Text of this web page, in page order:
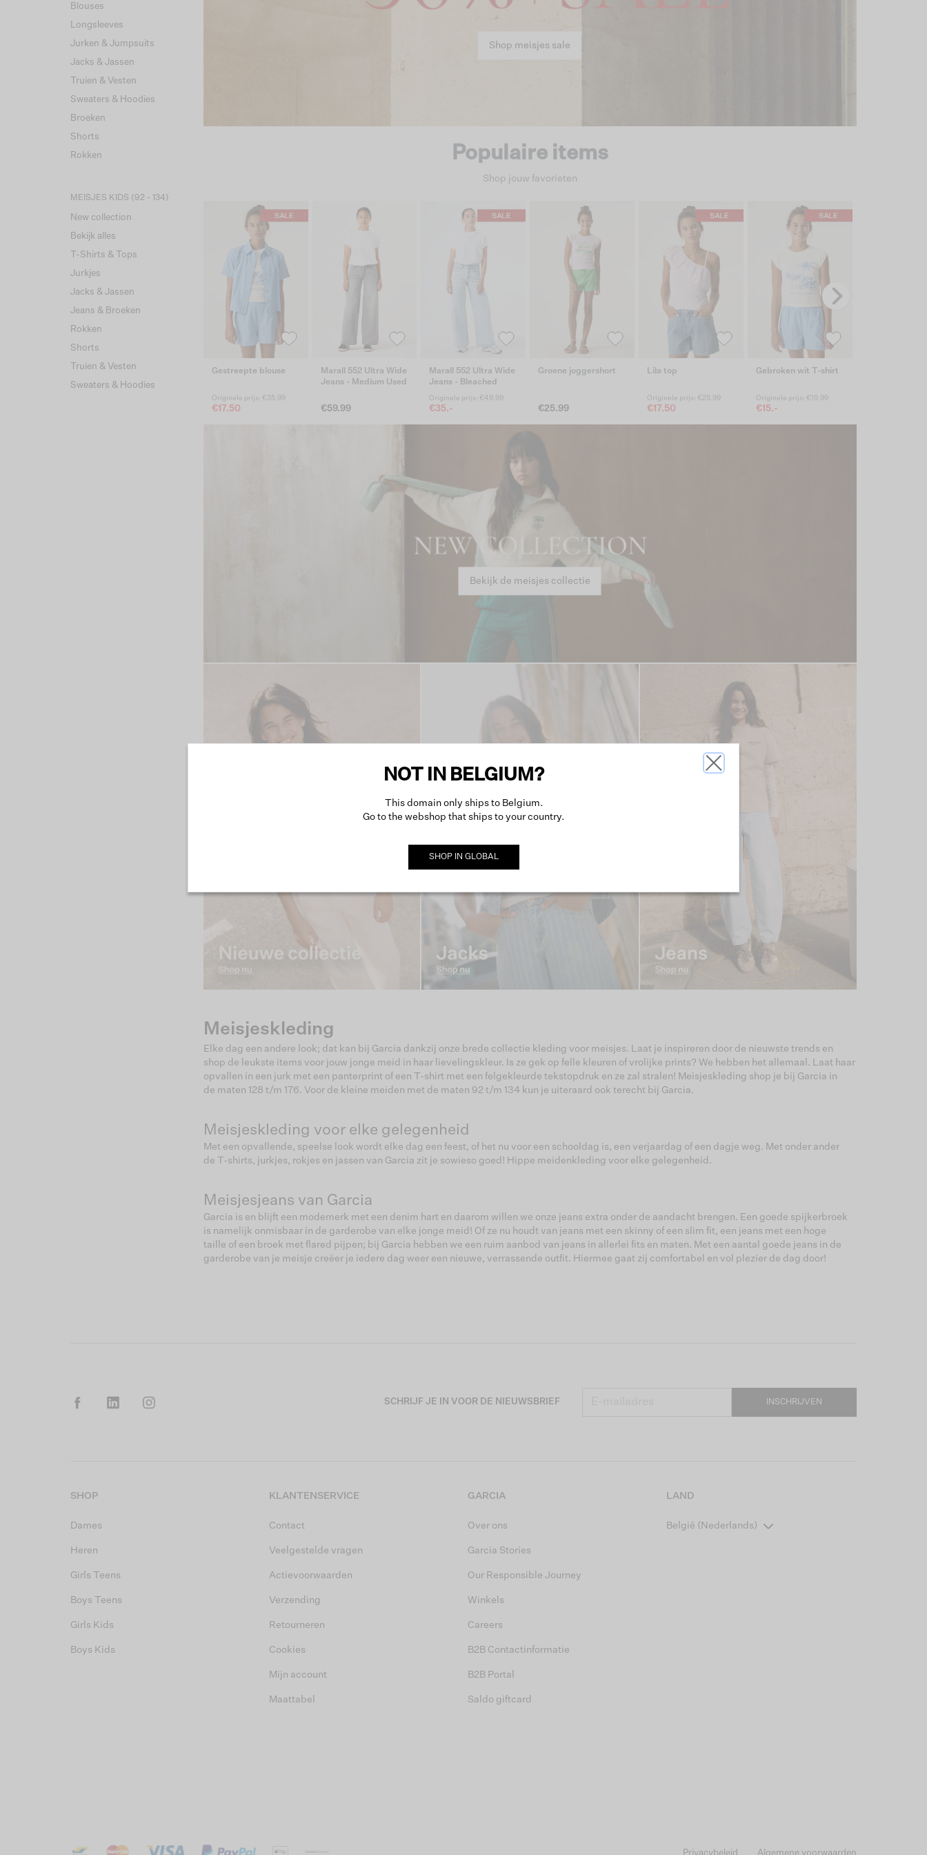
Blouses
Longsleeves
Jurken & Jumpsuits
Jacks & Jassen
Truien & Vesten
Sweaters & Hoodies
Broeken
Shorts
Rokken
MEISJES KIDS (92 - 134)
New collection
Bekijk alles
T-Shirts & Tops
Jurkjes
Jacks & Jassen
Jeans & Broeken
Rokken
Shorts
Truien & Vesten
Sweaters & Hoodies
Shop meisjes sale
Populaire items
Shop jouw favorieten
Gestreepte blouse
Originele prijs: €35.99
€17.50
Marall 552 Ultra Wide
Jeans - Medium Used
€59.99
Marall 552 Ultra Wide
Jeans - Bleached
Originele prijs: €49.99
€35.-
Groene joggershort
€25.99
Lila top
Originele prijs: €25.99
€17.50
Gebroken wit T-shirt
Originele prijs: €19.99
€15.-
Bekijk de meisjes collectie
Meisjeskleding
Elke dag een andere look; dat kan bij Garcia dankzij onze brede collectie kleding voor meisjes. Laat je inspireren door de nieuwste trends en
shop de leukste items voor jouw jonge meid in haar lievelingskleur. Is ze gek op felle kleuren of vrolijke prints? We hebben het allemaal. Laat haar
opvallen in een jurk met een panterprint of een T-shirt met een felgekleurde tekstopdruk en ze zal stralen! Meisjeskleding shop je bij Garcia in
de maten 128 t/m 176. Voor de kleine meiden met de maten 92 t/m 134 kun je uiteraard ook terecht bij Garcia.
Meisjeskleding voor elke gelegenheid
Met een opvallende, speelse look wordt elke dag een feest, of het nu voor een schooldag is, een verjaardag of een dagje weg. Met onder ander
de T-shirts, jurkjes, rokjes en jassen van Garcia zit je sowieso goed! Hippe meidenkleding voor elke gelegenheid.
Meisjesjeans van Garcia
Garcia is en blijft een modemerk met een denim hart en daarom willen we onze jeans extra onder de aandacht brengen. Een goede spijkerbroek
is namelijk onmisbaar in de garderobe van elke jonge meid! Of ze nu houdt van jeans met een skinny of een slim fit, een jeans met een hoge
taille of een broek met flared pijpen; bij Garcia hebben we een ruim aanbod van jeans in allerlei fits en maten. Met een aantal goede jeans in de
garderobe van je meisje creëer je iedere dag weer een nieuwe, verrassende outfit. Hiermee gaat zij comfortabel en vol plezier de dag door!
SCHRIJF JE IN VOOR DE NIEUWSBRIEF INSCHRIJVEN
SHOP
Dames
Heren
Girls Teens
Boys Teens
Girls Kids
Boys Kids
KLANTENSERVICE
Contact
Veelgestelde vragen
Actievoorwaarden
Verzending
Retourneren
Cookies
Mijn account
Maattabel
GARCIA
Over ons
Garcia Stories
Our Responsible Journey
Winkels
Careers
B2B Contactinformatie
B2B Portal
Saldo giftcard
LAND
België (Nederlands)
Privacybeleid Algemene voorwaarden
NOT IN BELGIUM?
This domain only ships to Belgium.
Go to the webshop that ships to your country.
SHOP IN GLOBAL